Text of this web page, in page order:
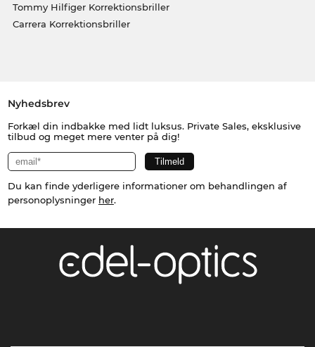
Tommy Hilfiger Korrektionsbriller
Carrera Korrektionsbriller
Nyhedsbrev
Forkæl din indbakke med lidt luksus. Private Sales, eksklusive
tilbud og meget mere venter på dig!
Du kan finde yderligere informationer om behandlingen af
personoplysninger her.